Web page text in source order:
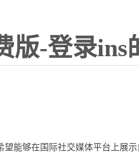
版-登录ins
够在国际社交媒体平台上展示